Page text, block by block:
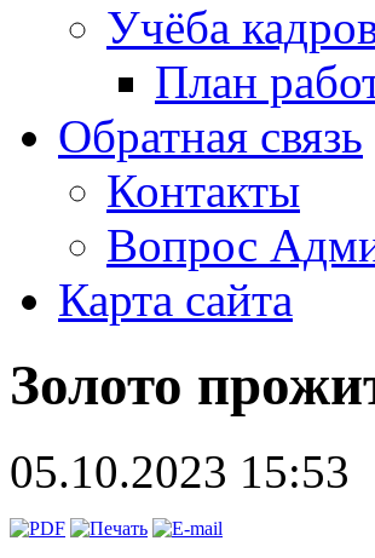
Учёба
План
Обратная связь
Контакты
Вопрос
Карта сайта
Золото
05.10.2023 15:53